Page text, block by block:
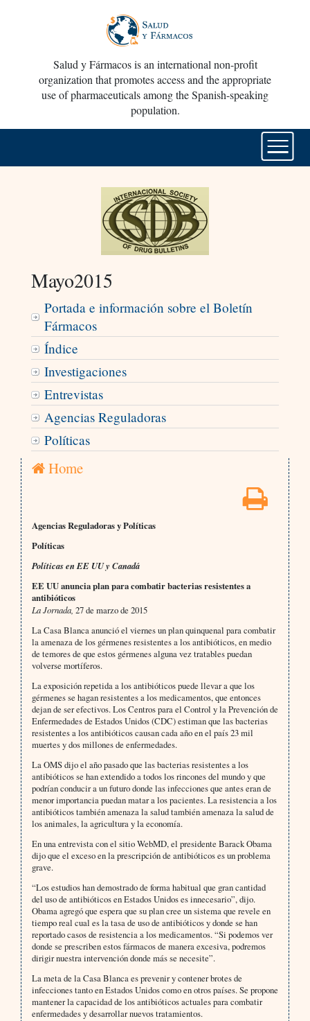
Salud y Fármacos is an international non-profit
organization that promotes access and the appropriate
use of pharmaceuticals among the Spanish-speaking
population.
Mayo2015
Portada e información sobre el Boletín
Fármacos
Índice
Investigaciones
Entrevistas
Agencias Reguladoras
Políticas
Home
Agencias Reguladoras y Políticas
Políticas
Políticas en EE UU y Canadá
EE UU anuncia plan para combatir bacterias resistentes a
antibióticos
La Jornada, 27 de marzo de 2015
La Casa Blanca anunció el viernes un plan quinquenal para combatir
la amenaza de los gérmenes resistentes a los antibióticos, en medio
de temores de que estos gérmenes alguna vez tratables puedan
volverse mortíferos.
La exposición repetida a los antibióticos puede llevar a que los
gérmenes se hagan resistentes a los medicamentos, que entonces
dejan de ser efectivos. Los Centros para el Control y la Prevención de
Enfermedades de Estados Unidos (CDC) estiman que las bacterias
resistentes a los antibióticos causan cada año en el país 23 mil
muertes y dos millones de enfermedades.
La OMS dijo el año pasado que las bacterias resistentes a los
antibióticos se han extendido a todos los rincones del mundo y que
podrían conducir a un futuro donde las infecciones que antes eran de
menor importancia puedan matar a los pacientes. La resistencia a los
antibióticos también amenaza la salud también amenaza la salud de
los animales, la agricultura y la economía.
En una entrevista con el sitio WebMD, el presidente Barack Obama
dijo que el exceso en la prescripción de antibióticos es un problema
grave.
“Los estudios han demostrado de forma habitual que gran cantidad
del uso de antibióticos en Estados Unidos es innecesario”, dijo.
Obama agregó que espera que su plan cree un sistema que revele en
tiempo real cual es la tasa de uso de antibióticos y donde se han
reportado casos de resistencia a los medicamentos. “Si podemos ver
donde se prescriben estos fármacos de manera excesiva, podremos
dirigir nuestra intervención donde más se necesite”.
La meta de la Casa Blanca es prevenir y contener brotes de
infecciones tanto en Estados Unidos como en otros países. Se propone
mantener la capacidad de los antibióticos actuales para combatir
enfermedades y desarrollar nuevos tratamientos.